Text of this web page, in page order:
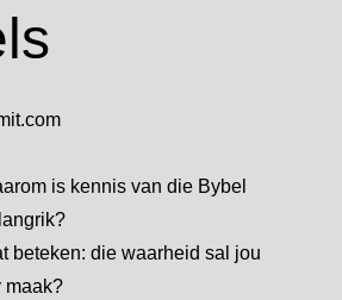
is kennis van die Bybel
beteken: die waarheid sal jou
maak?